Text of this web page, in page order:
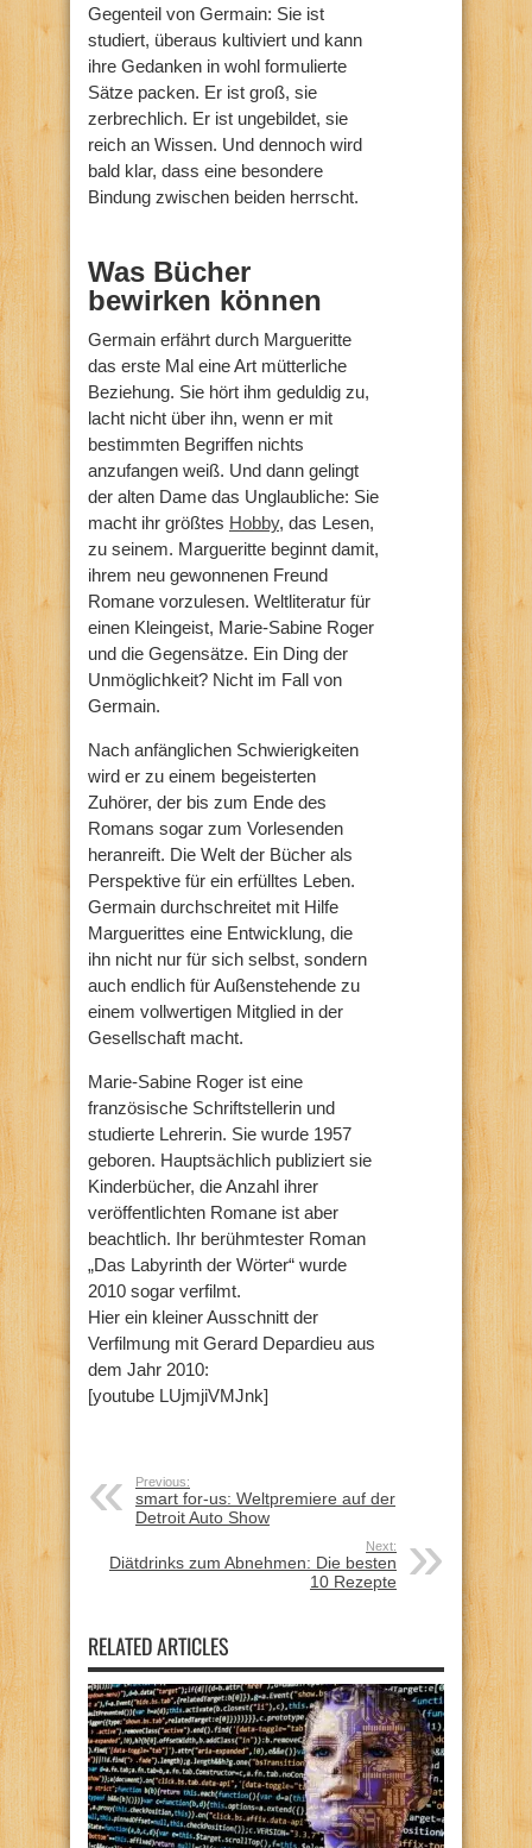
Gegenteil von Germain: Sie ist
studiert, überaus kultiviert und kann
ihre Gedanken in wohl formulierte
Sätze packen. Er ist groß, sie
zerbrechlich. Er ist ungebildet, sie
reich an Wissen. Und dennoch wird
bald klar, dass eine besondere
Bindung zwischen beiden herrscht.
Was Bücher
bewirken können
Germain erfährt durch Margueritte
das erste Mal eine Art mütterliche
Beziehung. Sie hört ihm geduldig zu,
lacht nicht über ihn, wenn er mit
bestimmten Begriffen nichts
anzufangen weiß. Und dann gelingt
der alten Dame das Unglaubliche: Sie
macht ihr größtes Hobby, das Lesen,
zu seinem. Margueritte beginnt damit,
ihrem neu gewonnenen Freund
Romane vorzulesen. Weltliteratur für
einen Kleingeist, Marie-Sabine Roger
und die Gegensätze. Ein Ding der
Unmöglichkeit? Nicht im Fall von
Germain.
Nach anfänglichen Schwierigkeiten
wird er zu einem begeisterten
Zuhörer, der bis zum Ende des
Romans sogar zum Vorlesenden
heranreift. Die Welt der Bücher als
Perspektive für ein erfülltes Leben.
Germain durchschreitet mit Hilfe
Marguerittes eine Entwicklung, die
ihn nicht nur für sich selbst, sondern
auch endlich für Außenstehende zu
einem vollwertigen Mitglied in der
Gesellschaft macht.
Marie-Sabine Roger ist eine
französische Schriftstellerin und
studierte Lehrerin. Sie wurde 1957
geboren. Hauptsächlich publiziert sie
Kinderbücher, die Anzahl ihrer
veröffentlichten Romane ist aber
beachtlich. Ihr berühmtester Roman
„Das Labyrinth der Wörter“ wurde
2010 sogar verfilmt.
Hier ein kleiner Ausschnitt der
Verfilmung mit Gerard Depardieu aus
dem Jahr 2010:
[youtube LUjmjiVMJnk]
Previous:
smart for-us: Weltpremiere auf der
Detroit Auto Show
Next:
Diätdrinks zum Abnehmen: Die besten
10 Rezepte
RELATED ARTICLES